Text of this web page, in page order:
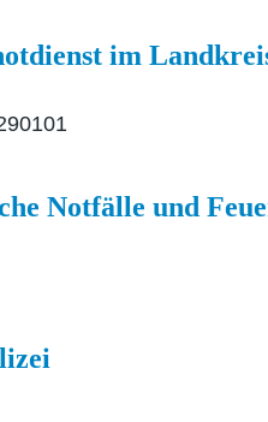
im
Notfälle und